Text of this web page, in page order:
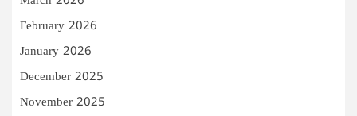
February 2026
January 2026
December 2025
November 2025